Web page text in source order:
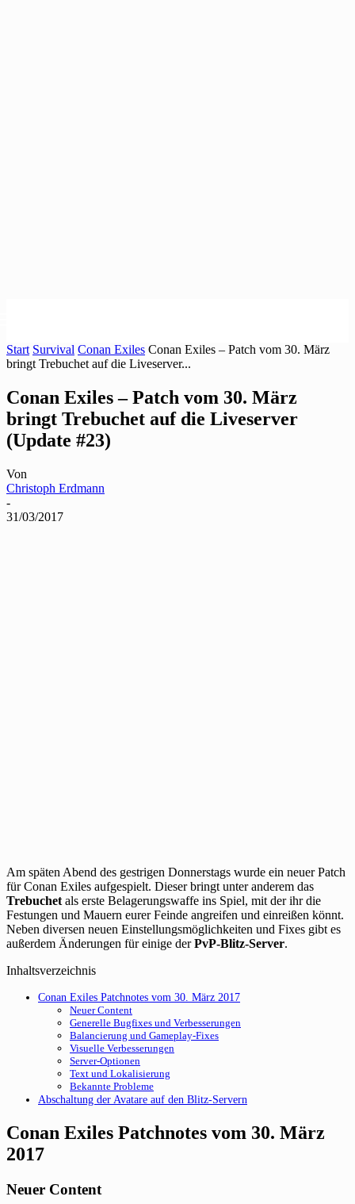
Start Survival Conan Exiles Conan Exiles – Patch vom 30. März
bringt Trebuchet auf die Liveserver...
Conan Exiles – Patch vom 30. März
bringt Trebuchet auf die Liveserver
(Update #23)
Von
Christoph Erdmann
-
31/03/2017
Am späten Abend des gestrigen Donnerstags wurde ein neuer Patch
für Conan Exiles aufgespielt. Dieser bringt unter anderem das
Trebuchet als erste Belagerungswaffe ins Spiel, mit der ihr die
Festungen und Mauern eurer Feinde angreifen und einreißen könnt.
Neben diversen neuen Einstellungsmöglichkeiten und Fixes gibt es
außerdem Änderungen für einige derPvP-Blitz-Server.
Inhaltsverzeichnis
Conan Exiles Patchnotes vom 30. März 2017
Neuer Content
Generelle Bugfixes und Verbesserungen
Balancierung und Gameplay-Fixes
Visuelle Verbesserungen
Server-Optionen
Text und Lokalisierung
Bekannte Probleme
Abschaltung der Avatare auf den Blitz-Servern
Conan Exiles Patchnotes vom 30. März
2017
Neuer Content